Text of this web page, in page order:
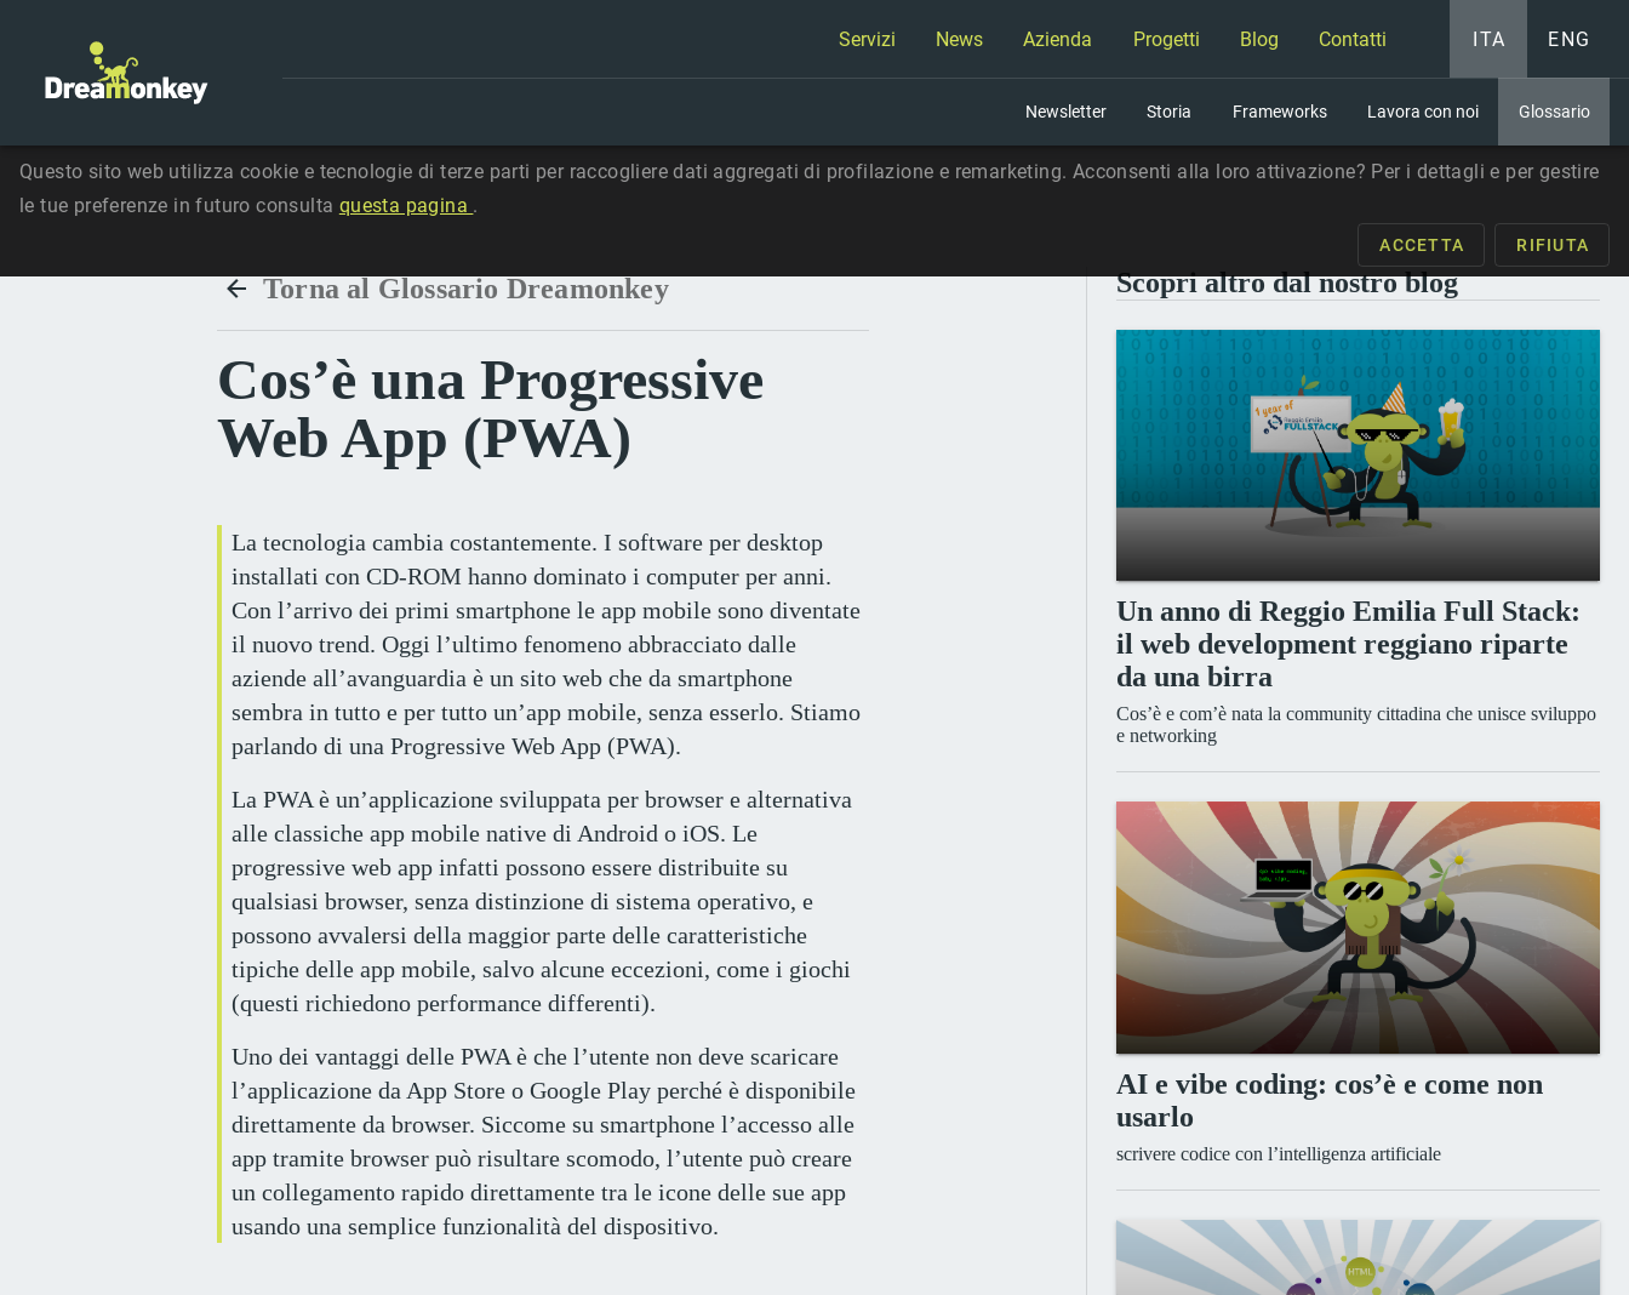
Servizi News Azienda Progetti Blog Contatti ITA ENG
Newsletter Storia Frameworks Lavora con noi Glossario
Questo sito web utilizza cookie e tecnologie di terze parti per raccogliere dati aggregati di profilazione e remarketing. Acconsenti alla loro attivazione? Per i dettagli e per gestire
le tue preferenze in futuro consulta questa pagina .
ACCETTA RIFIUTA
Torna al Glossario Dreamonkey
Cos’è una Progressive
Web App (PWA)
La tecnologia cambia costantemente. I software per desktop
installati con CD-ROM hanno dominato i computer per anni.
Con l’arrivo dei primi smartphone le app mobile sono diventate
il nuovo trend. Oggi l’ultimo fenomeno abbracciato dalle
aziende all’avanguardia è un sito web che da smartphone
sembra in tutto e per tutto un’app mobile, senza esserlo. Stiamo
parlando di una Progressive Web App (PWA).
La PWA è un’applicazione sviluppata per browser e alternativa
alle classiche app mobile native di Android o iOS. Le
progressive web app infatti possono essere distribuite su
qualsiasi browser, senza distinzione di sistema operativo, e
possono avvalersi della maggior parte delle caratteristiche
tipiche delle app mobile, salvo alcune eccezioni, come i giochi
(questi richiedono performance differenti).
Uno dei vantaggi delle PWA è che l’utente non deve scaricare
l’applicazione da App Store o Google Play perché è disponibile
direttamente da browser. Siccome su smartphone l’accesso alle
app tramite browser può risultare scomodo, l’utente può creare
un collegamento rapido direttamente tra le icone delle sue app
usando una semplice funzionalità del dispositivo.
Scopri altro dal nostro blog
Un anno di Reggio Emilia Full Stack:
il web development reggiano riparte
da una birra
Cos’è e com’è nata la community cittadina che unisce sviluppo
e networking
AI e vibe coding: cos’è e come non
usarlo
scrivere codice con l’intelligenza artificiale